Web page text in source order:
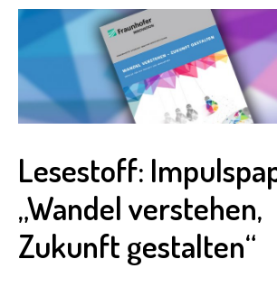
Lesestoff:
„Wandel verstehen,
Zukunft gestalten“